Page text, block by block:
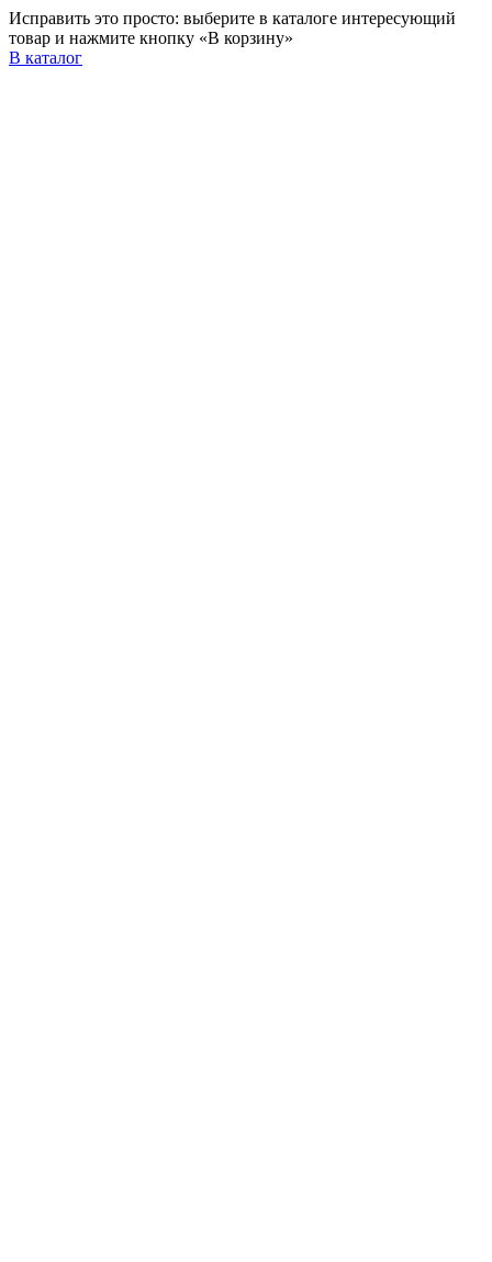
Исправить это просто: выберите в каталоге интересующий
товар и нажмите кнопку «В корзину»
В каталог